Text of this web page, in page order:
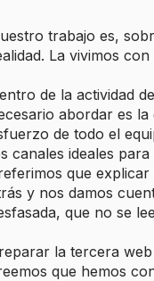
trabajo es,
La vivimos
de la actividad
abordar es
de todo el
canales ideales
que
y nos damos
que no se
la tercera
que hemos